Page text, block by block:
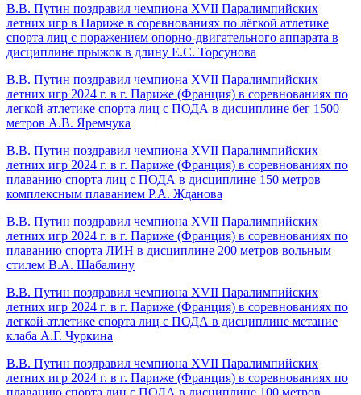
В.В. Путин поздравил чемпиона XVII Паралимпийских
летних игр в Париже в соревнованиях по лёгкой атлетике
спорта лиц с поражением опорно-двигательного аппарата в
дисциплине прыжок в длину Е.С. Торсунова
В.В. Путин поздравил чемпиона XVII Паралимпийских
летних игр 2024 г. в г. Париже (Франция) в соревнованиях по
легкой атлетике спорта лиц с ПОДА в дисциплине бег 1500
метров А.В. Яремчука
В.В. Путин поздравил чемпиона XVII Паралимпийских
летних игр 2024 г. в г. Париже (Франция) в соревнованиях по
плаванию спорта лиц с ПОДА в дисциплине 150 метров
комплексным плаванием Р.А. Жданова
В.В. Путин поздравил чемпиона XVII Паралимпийских
летних игр 2024 г. в г. Париже (Франция) в соревнованиях по
плаванию спорта ЛИН в дисциплине 200 метров вольным
стилем В.А. Шабалину
В.В. Путин поздравил чемпиона XVII Паралимпийских
летних игр 2024 г. в г. Париже (Франция) в соревнованиях по
легкой атлетике спорта лиц с ПОДА в дисциплине метание
клаба А.Г. Чуркина
В.В. Путин поздравил чемпиона XVII Паралимпийских
летних игр 2024 г. в г. Париже (Франция) в соревнованиях по
плаванию спорта лиц с ПОДА в дисциплине 100 метров